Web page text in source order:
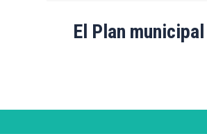
El Plan